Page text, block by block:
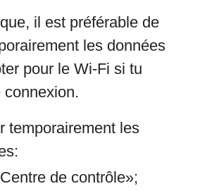
il est préférable de
les données
pour le Wi-Fi si tu
connexion.
temporairement les
de contrôle»;